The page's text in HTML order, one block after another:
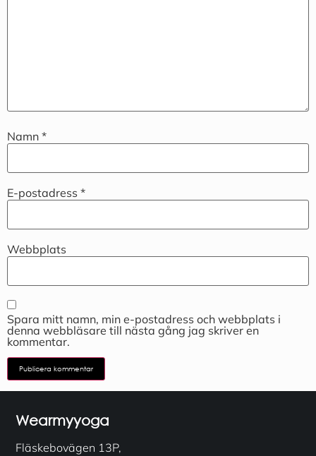
Namn *
E-postadress *
Webbplats
Spara mitt namn, min e-postadress och webbplats i
denna webbläsare till nästa gång jag skriver en
kommentar.
Wearmyyoga
Fläskebovägen 13P,